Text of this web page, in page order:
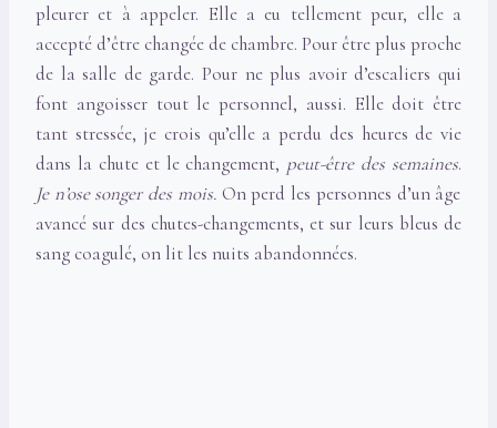
pleurer et à appeler. Elle a eu tellement peur, elle a
accepté d’être changée de chambre. Pour être plus proche
de la salle de garde. Pour ne plus avoir d’escaliers qui
font angoisser tout le personnel, aussi. Elle doit être
tant stressée, je crois qu’elle a perdu des heures de vie
dans la chute et le changement, peut-être des semaines.
Je n’ose songer des mois.On perd les personnes d’un âge
avancé sur des chutes-changements, et sur leurs bleus de
sang coagulé, on lit les nuits abandonnées.